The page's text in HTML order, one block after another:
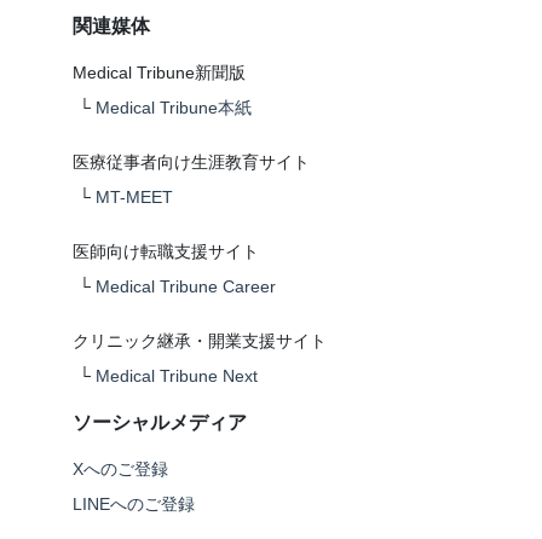
関連媒体
Medical Tribune新聞版
└ Medical Tribune本紙
医療従事者向け生涯教育サイト
└ MT-MEET
医師向け転職支援サイト
└ Medical Tribune Career
クリニック継承・開業支援サイト
└ Medical Tribune Next
ソーシャルメディア
Xへのご登録
LINEへのご登録